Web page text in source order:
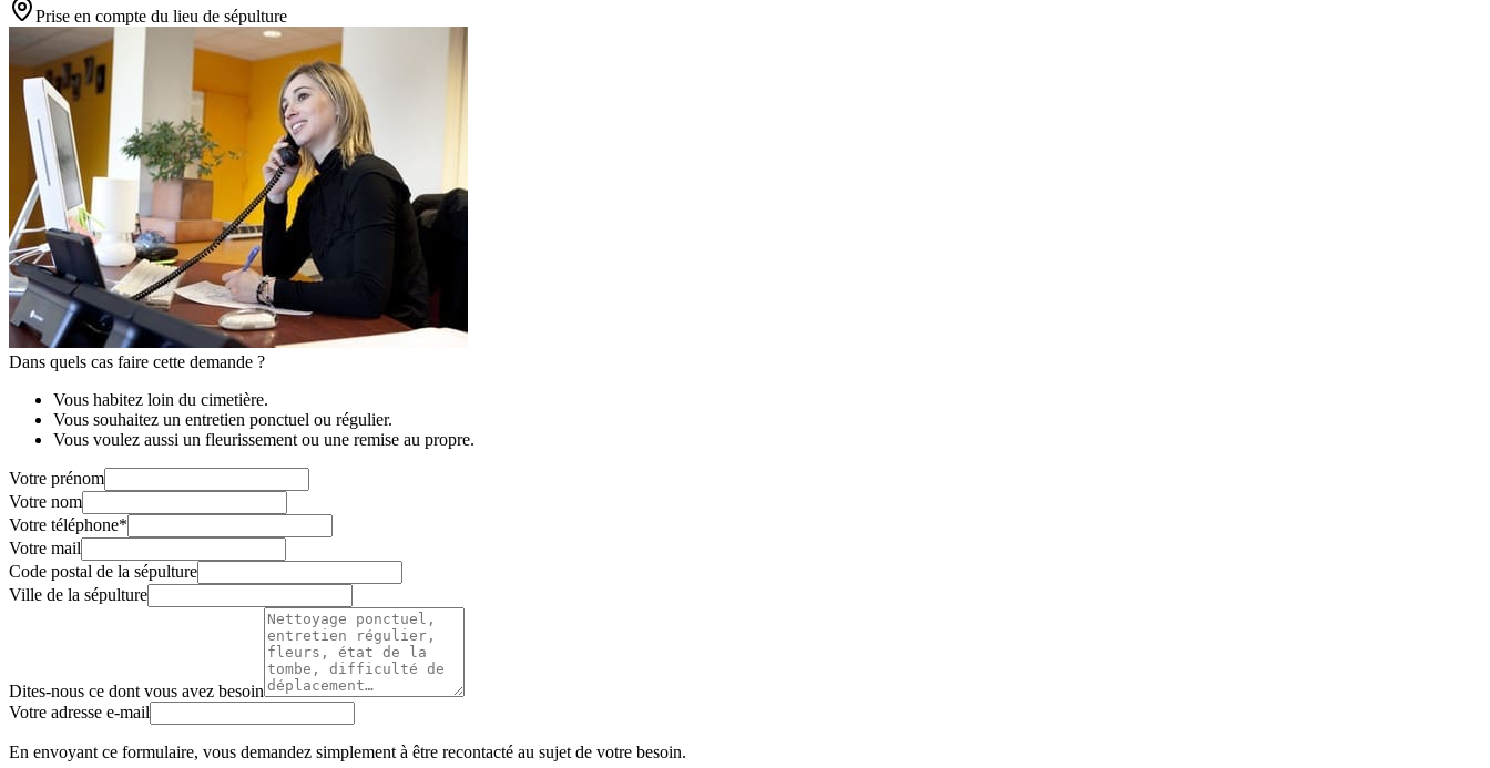
Prise en compte du lieu de sépulture
Dans quels cas faire cette demande ?
Vous habitez loin du cimetière.
Vous souhaitez un entretien ponctuel ou régulier.
Vous voulez aussi un fleurissement ou une remise au propre.
Votre prénom
Votre nom
Votre téléphone*
Votre mail
Code postal de la sépulture
Ville de la sépulture
Dites-nous ce dont vous avez besoin
Votre adresse e-mail
En envoyant ce formulaire, vous demandez simplement à être recontacté au sujet de votre besoin.